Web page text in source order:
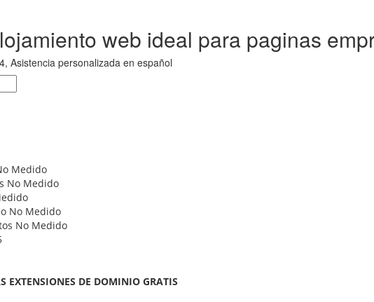
web ideal para paginas
Asistencia personalizada en español
Medido
No Medido
No Medido
No Medido
EXTENSIONES DE DOMINIO GRATIS